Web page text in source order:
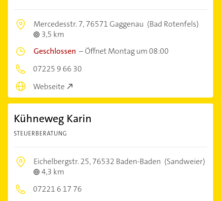
Mercedesstr. 7,76571 Gaggenau (Bad Rotenfels)
3,5 km
Geschlossen –Öffnet Montag um 08:00
07225 9 66 30
Webseite
Kühneweg Karin
STEUERBERATUNG
Eichelbergstr. 25,76532 Baden-Baden (Sandweier)
4,3 km
07221 6 17 76